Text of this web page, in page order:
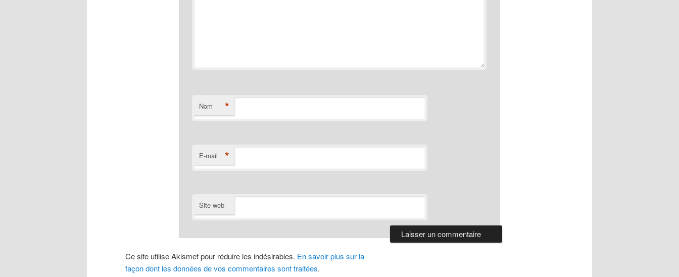
Nom *
E-mail *
Site web
Ce site utilise Akismet pour réduire les indésirables. En savoir plus sur la
façon dont les données de vos commentaires sont traitées.